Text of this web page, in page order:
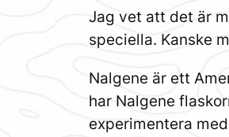
Jag vet att det är
speciella. Kanske
Nalgene är ett
har Nalgene
experimentera